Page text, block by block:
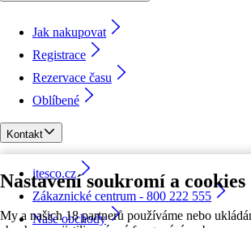
Nastavení soukromí a cookies
My a našich 18 partnerů používáme nebo
Jak nakupovat
Registrace
Rezervace času
Oblíbené
Kontakt
itesco.cz
Zákaznické centrum - 800 222 555
Naše obchody